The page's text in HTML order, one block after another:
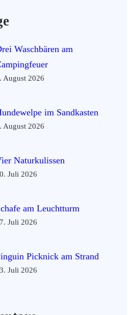
Waschbären am
August 2026
im Sandkasten
August 2026
Naturkulissen
Juli 2026
am Leuchtturm
Juli 2026
Picknick am Strand
Juli 2026